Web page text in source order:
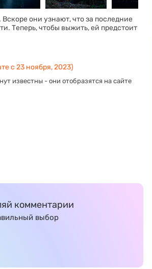
они узнают, что за последние
Теперь, чтобы выжить, ей предстоит
с 23 ноября, 2023)
известны - они отобразятся на сайте
комментарии
выбор